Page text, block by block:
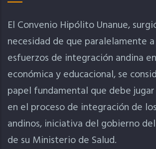
El Convenio Hipólito Unanue,
necesidad de que paralelamente
esfuerzos de integración andina
económica y educacional, se
papel fundamental que debe
en el proceso de integración de
andinos, iniciativa del gobierno
de su Ministerio de Salud.